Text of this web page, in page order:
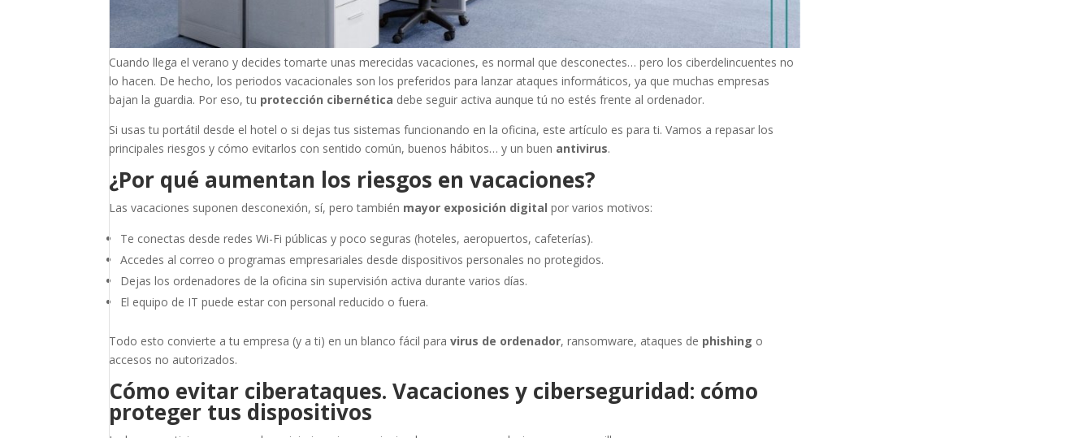
Cuando llega el verano y decides tomarte unas merecidas vacaciones, es normal que desconectes… pero los ciberdelincuentes no
lo hacen. De hecho, los periodos vacacionales son los preferidos para lanzar ataques informáticos, ya que muchas empresas
bajan la guardia. Por eso, tu protección cibernética debe seguir activa aunque tú no estés frente al ordenador.
Si usas tu portátil desde el hotel o si dejas tus sistemas funcionando en la oficina, este artículo es para ti. Vamos a repasar los
principales riesgos y cómo evitarlos con sentido común, buenos hábitos… y un buen antivirus.
¿Por qué aumentan los riesgos en vacaciones?
Las vacaciones suponen desconexión, sí, pero también mayor exposición digital por varios motivos:
Te conectas desde redes Wi-Fi públicas y poco seguras (hoteles, aeropuertos, cafeterías).
Accedes al correo o programas empresariales desde dispositivos personales no protegidos.
Dejas los ordenadores de la oficina sin supervisión activa durante varios días.
El equipo de IT puede estar con personal reducido o fuera.
Todo esto convierte a tu empresa (y a ti) en un blanco fácil paravirus de ordenador, ransomware, ataques de phishing o
accesos no autorizados.
Cómo evitar ciberataques. Vacaciones y ciberseguridad: cómo
proteger tus dispositivos